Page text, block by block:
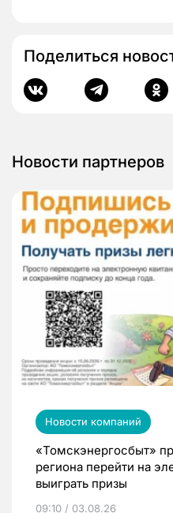
Поделиться
Новости партнеров
Новости компаний
«Томскэнергосбыт»
региона перейти на
выиграть призы
09:10 / 03.08.26